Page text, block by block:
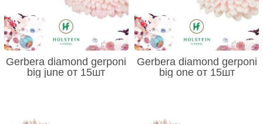
Gerbera diamond gerponi
big june от 15шт
Gerbera diamond gerponi
big one от 15шт